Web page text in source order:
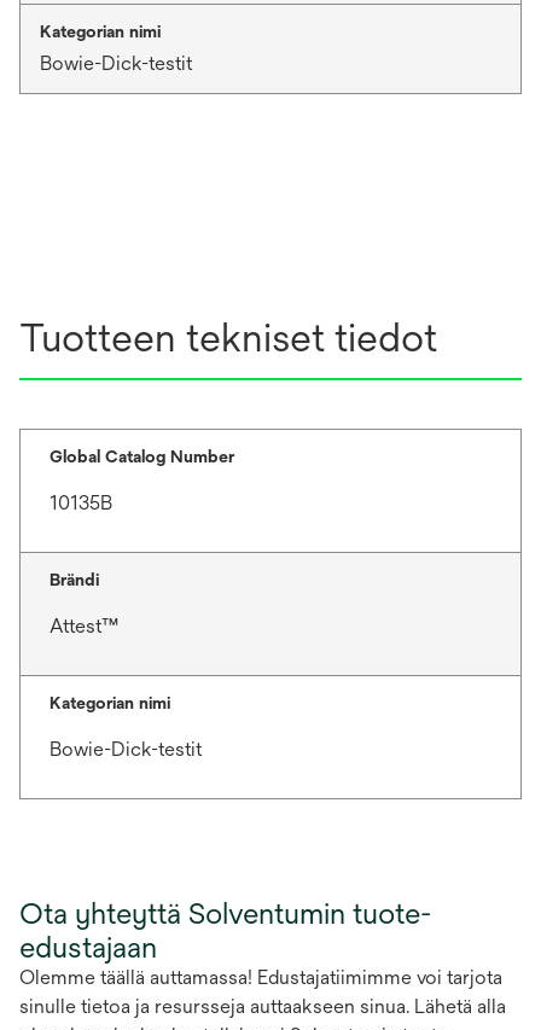
Kategorian nimi
Bowie-Dick-testit
Tuotteen tekniset tiedot
Global Catalog Number
10135B
Brändi
Attest™
Kategorian nimi
Bowie-Dick-testit
Ota yhteyttä Solventumin tuote-
edustajaan
Olemme täällä auttamassa! Edustajatiimimme voi tarjota
sinulle tietoa ja resursseja auttaakseen sinua. Lähetä alla